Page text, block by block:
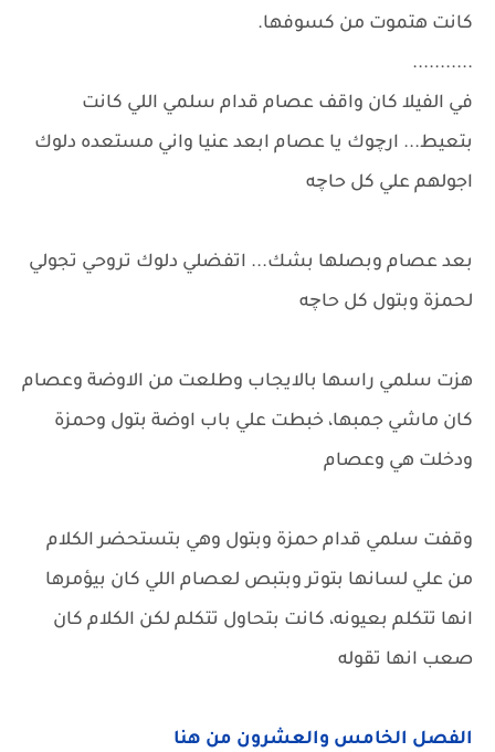
كانت هتموت من كسوفها.
...........
في الفيلا كان واقف عصام قدام سلمي اللي كانت
بتعيط... ارچوك يا عصام ابعد عنيا واني مستعده دلوك
اجولهم علي كل حاچه
بعد عصام وبصلها بشك... اتفضلي دلوك تروحي تجولي
لحمزة وبتول كل حاچه
هزت سلمي راسها بالايجاب وطلعت من الاوضة وعصام
كان ماشي جمبها، خبطت علي باب اوضة بتول وحمزة
ودخلت هي وعصام
وقفت سلمي قدام حمزة وبتول وهي بتستحضر الكلام
من علي لسانها بتوتر وبتبص لعصام اللي كان بيؤمرها
انها تتكلم بعيونه، كانت بتحاول تتكلم لكن الكلام كان
صعب انها تقوله
الفصل الخامس والعشرون من هنا